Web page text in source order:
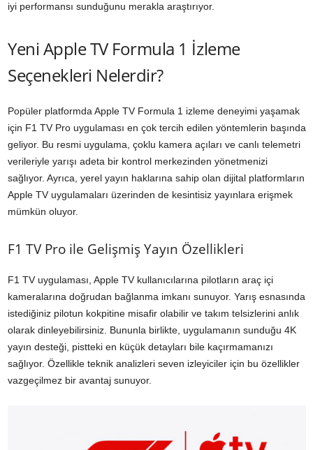
iyi performansı sunduğunu merakla araştırıyor.
Yeni Apple TV Formula 1 İzleme
Seçenekleri Nelerdir?
Popüler platformda Apple TV Formula 1 izleme deneyimi yaşamak
için F1 TV Pro uygulaması en çok tercih edilen yöntemlerin başında
geliyor. Bu resmi uygulama, çoklu kamera açıları ve canlı telemetri
verileriyle yarışı adeta bir kontrol merkezinden yönetmenizi
sağlıyor. Ayrıca, yerel yayın haklarına sahip olan dijital platformların
Apple TV uygulamaları üzerinden de kesintisiz yayınlara erişmek
mümkün oluyor.
F1 TV Pro ile Gelişmiş Yayın Özellikleri
F1 TV uygulaması, Apple TV kullanıcılarına pilotların araç içi
kameralarına doğrudan bağlanma imkanı sunuyor. Yarış esnasında
istediğiniz pilotun kokpitine misafir olabilir ve takım telsizlerini anlık
olarak dinleyebilirsiniz. Bununla birlikte, uygulamanın sunduğu 4K
yayın desteği, pistteki en küçük detayları bile kaçırmamanızı
sağlıyor. Özellikle teknik analizleri seven izleyiciler için bu özellikler
vazgeçilmez bir avantaj sunuyor.